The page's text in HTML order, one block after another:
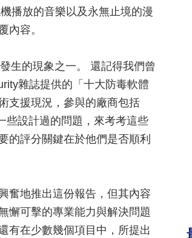
播放的音樂以及永無止境的漫
內容。
生的現象之一。 還記得我們曾
雜誌提供的「十大防毒軟體
支援現況，參與的廠商包括
些設計過的問題，來考考這些
的評分關鍵在於他們是否順利
奮地推出這份報告，但其內容
懈可擊的專業能力與解決問題
有在少數幾個項目中，所提出